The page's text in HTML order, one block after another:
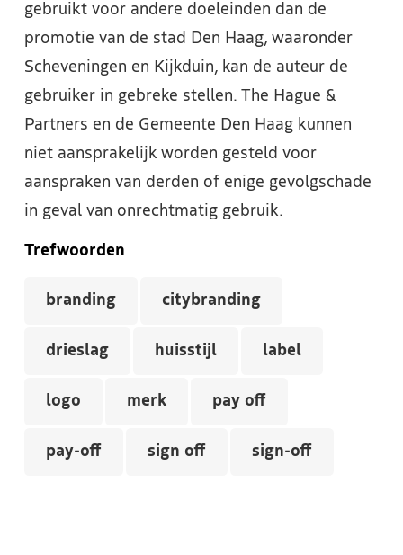
gebruikt voor andere doeleinden dan de
promotie van de stad Den Haag, waaronder
Scheveningen en Kijkduin, kan de auteur de
gebruiker in gebreke stellen. The Hague &
Partners en de Gemeente Den Haag kunnen
niet aansprakelijk worden gesteld voor
aanspraken van derden of enige gevolgschade
in geval van onrechtmatig gebruik.
Trefwoorden
branding citybranding
drieslag huisstijl label
logo merk pay off
pay-off sign off sign-off